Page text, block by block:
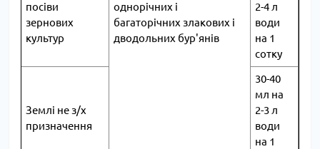
однорічних і
багаторічних злакових і
дводольних бур'янів
посіви
зернових
культур
2-4 л
води
на 1
сотку
Землі не з/х
призначення
30-40
мл на
2-3 л
води
на 1